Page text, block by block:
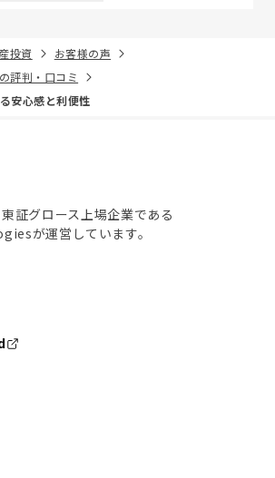
投資
お客様の声
評判・口コミ
安心感と利便性
証グロース上場企業である
が運営しています。